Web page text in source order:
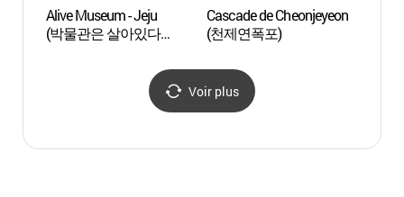
Alive Museum - Jeju
(박물관은 살아있다
Cascade de Cheonjeyeon
(천제연폭포)
Voir plus